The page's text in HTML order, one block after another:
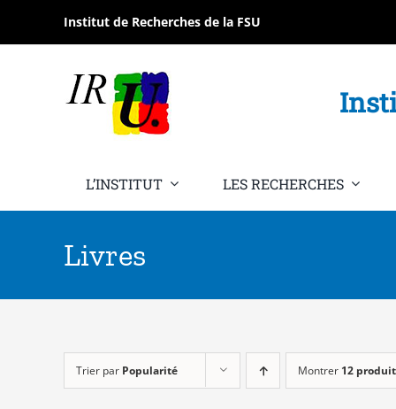
contenu
Institut de Recherches de la FSU
L’INSTITUT LES RECHERCHES
Livres
Trier par Popularité Montrer 12